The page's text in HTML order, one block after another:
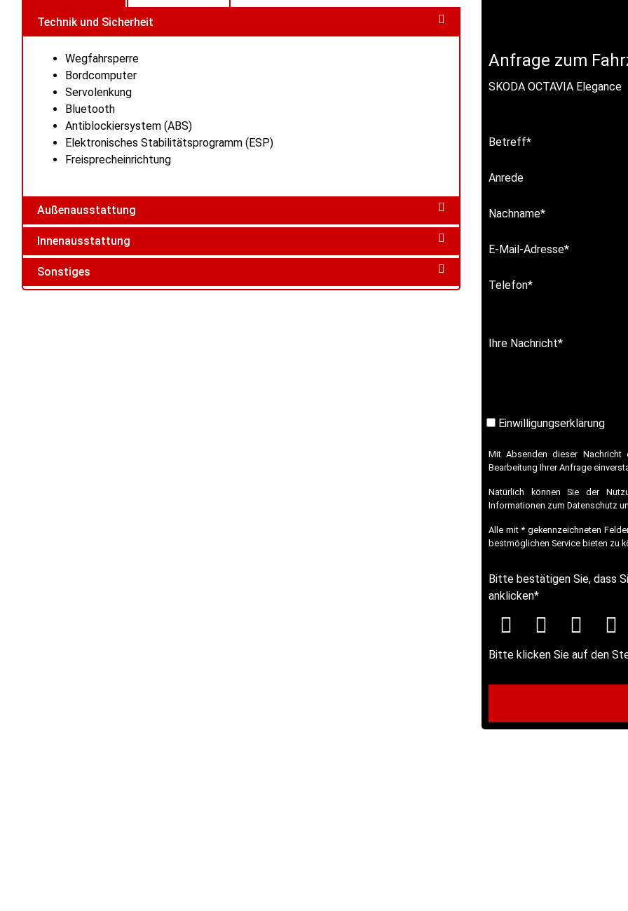
Technik und Sicherheit
Wegfahrsperre
Bordcomputer
Servolenkung
Bluetooth
Antiblockiersystem (ABS)
Elektronisches Stabilitätsprogramm (ESP)
Freisprecheinrichtung
Außenausstattung
Innenausstattung
Sonstiges
Anfrage zum
SKODA OCTAVIA Elegance
Betreff*
Anrede
Nachname*
E-Mail-Adresse*
Telefon*
Ihre Nachricht*
Einwilligungserklärung
Mit Absenden dieser Nachricht
Bearbeitung Ihrer Anfrage
Natürlich können Sie der
Informationen zum Datenschutz
Alle mit * gekennzeichneten
bestmöglichen Service bieten zu
Bitte bestätigen Sie, dass
anklicken*
Bitte klicken Sie auf den